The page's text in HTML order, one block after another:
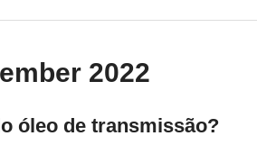
2022
óleo de transmissão?